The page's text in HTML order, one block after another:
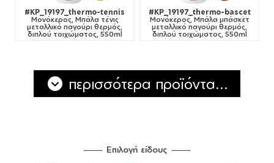
#KP_19197_thermo-tennis
Μονόκερος, Μπάλα τένις
μεταλλικό παγούρι θερμός,
διπλού τοιχώματος, 550ml
#KP_19197_thermo-bascet
Μονόκερος, Μπάλα μπάσκετ
μεταλλικό παγούρι θερμός,
διπλού τοιχώματος, 550ml
περισσότερα προϊόντα...
Επιλογή είδους